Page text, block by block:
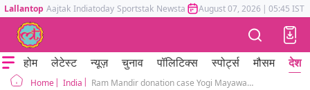
Lallantop Aajtak Indiatoday Sportstak Newstak Mumbai Tak Astrotak
August 07, 2026 | 05:45 IST
होम लेटेस्ट न्यूज़ चुनाव पॉलिटिक्स स्पोर्ट्स मौसम देश
Home India Ram Mandir donation case Yogi Mayawati Akhilesh Reactions Uttar Pradesh Politics